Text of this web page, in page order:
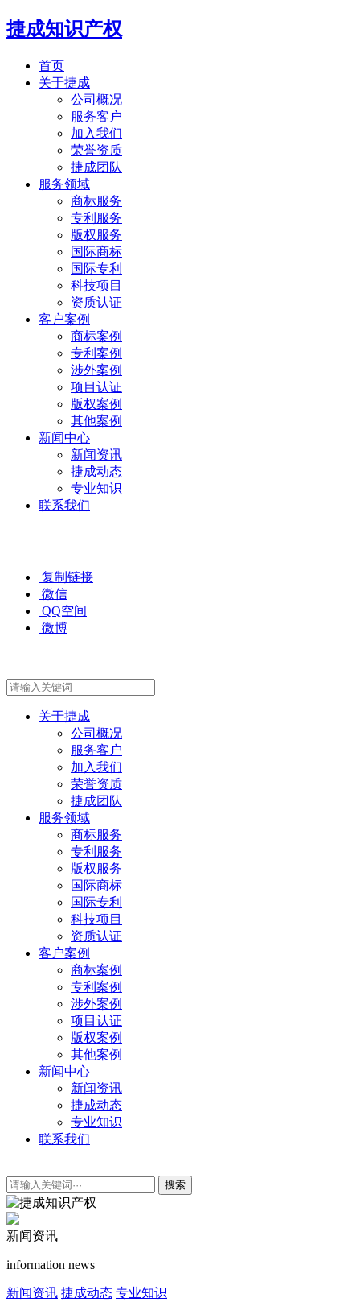
捷成知识产权
首页
关于捷成
公司概况
服务客户
加入我们
荣誉资质
捷成团队
服务领域
商标服务
专利服务
版权服务
国际商标
国际专利
科技项目
资质认证
客户案例
商标案例
专利案例
涉外案例
项目认证
版权案例
其他案例
新闻中心
新闻资讯
捷成动态
专业知识
联系我们
复制链接
微信
QQ空间
微博
关于捷成
公司概况
服务客户
加入我们
荣誉资质
捷成团队
服务领域
商标服务
专利服务
版权服务
国际商标
国际专利
科技项目
资质认证
客户案例
商标案例
专利案例
涉外案例
项目认证
版权案例
其他案例
新闻中心
新闻资讯
捷成动态
专业知识
联系我们
搜索
新闻资讯
information news
新闻资讯 捷成动态 专业知识